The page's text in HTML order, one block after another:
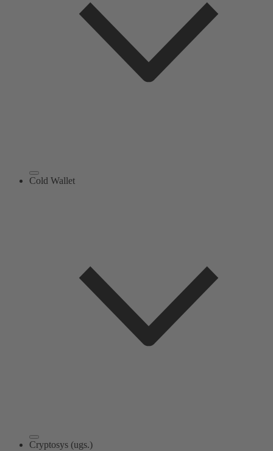
Cold Wallet
Cryptosys (ugs.)